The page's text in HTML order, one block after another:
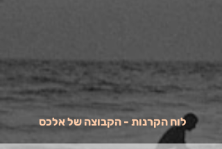
לוח הקרנות - הקבוצה של אלכס